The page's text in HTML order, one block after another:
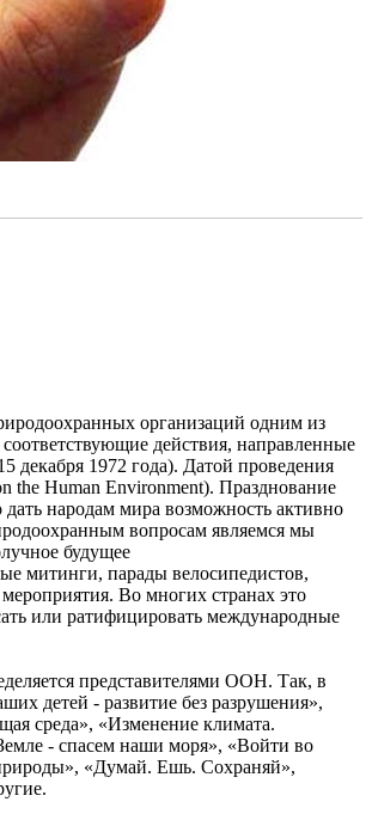
организаций одним из
действия, направленные
1972 года). Датой проведения
the Human Environment). Празднование
народам мира возможность активно
вопросам являемся мы
будущее
митинги, парады велосипедистов,
Во многих странах это
или ратифицировать международные
представителями ООН. Так, в
детей - развитие без разрушения»,
среда», «Изменение климата.
- спасем наши моря», «Войти во
«Думай. Ешь. Сохраняй»,